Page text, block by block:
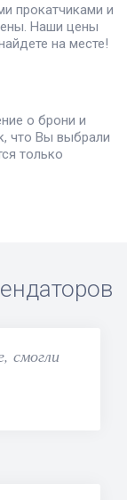
прокатчиками и
Наши цены
на месте!
о брони и
что Вы выбрали
только
смогли